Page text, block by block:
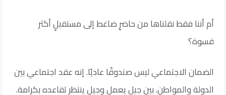
أم أننا فقط نقلناها من حاضرٍ ضاغط إلى مستقبلٍ أكثر
قسوة؟
الضمان الاجتماعي ليس صندوقًا عاديًا. إنه عقد اجتماعي بين
الدولة والمواطن. بين جيلٍ يعمل وجيلٍ ينتظر تقاعده بكرامة.